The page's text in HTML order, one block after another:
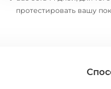
протестировать вашу